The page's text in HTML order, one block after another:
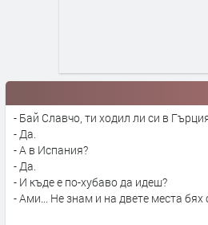
- Бай Славчо, ти ходил ли си в
- Да.
- А в Испания?
- Да.
- И къде е по-хубаво да идеш?
- Ами... Не знам и на двете места бях